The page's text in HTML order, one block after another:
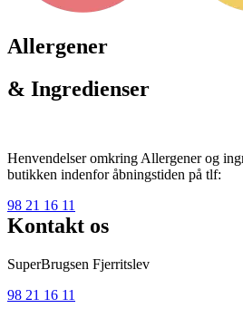
Allergener
& Ingredienser
Henvendelser omkring Allergener og
butikken indenfor åbningstiden på tlf:
98 21 16 11
Kontakt os
SuperBrugsen Fjerritslev
98 21 16 11